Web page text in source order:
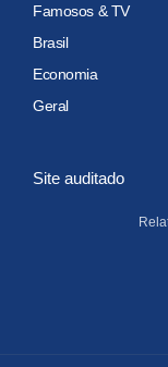
Famosos & TV
Brasil
Economia
Geral
Site auditado